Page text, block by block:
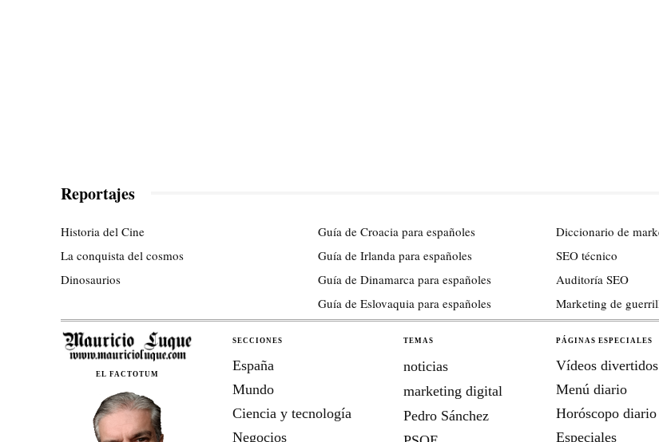
Reportajes
Historia del Cine
La conquista del cosmos
Dinosaurios
Guía de Croacia para españoles
Guía de Irlanda para españoles
Guía de Dinamarca para españoles
Guía de Eslovaquia para españoles
Diccionario de
SEO técnico
Auditoría SEO
Marketing de
EL FACTOTUM
SECCIONES
España
Mundo
Ciencia y tecnología
Negocios
TEMAS
noticias
marketing digital
Pedro Sánchez
PÁGINAS ESPECIALES
Vídeos divertidos
Menú diario
Horóscopo diario
Especiales